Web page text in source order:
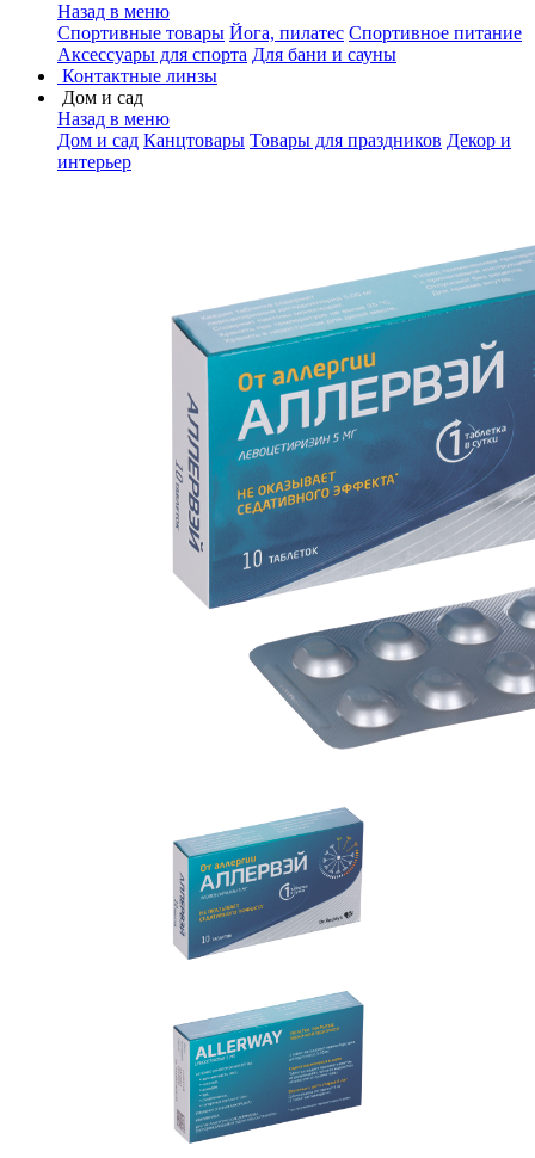
Назад в меню
Спортивные товары Йога, пилатес Спортивное питание
Аксессуары для спорта Для бани и сауны
Контактные линзы
Дом и сад
Назад в меню
Дом и сад Канцтовары Товары для праздников Декор и
интерьер